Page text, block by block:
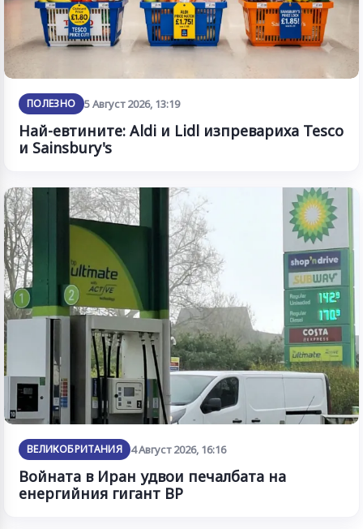
ПОЛЕЗНО 5 Август 2026, 13:19
Най-евтините: Aldi и Lidl изпревариха Tesco
и Sainsbury's
ВЕЛИКОБРИТАНИЯ 4 Август 2026, 16:16
Войната в Иран удвои печалбата на
енергийния гигант BP